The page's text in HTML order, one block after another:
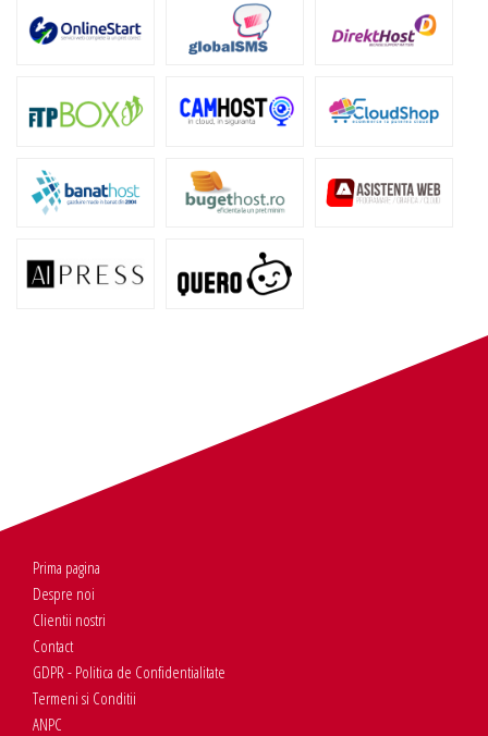
Prima pagina
Despre noi
Clientii nostri
Contact
GDPR - Politica de Confidentialitate
Termeni si Conditii
ANPC